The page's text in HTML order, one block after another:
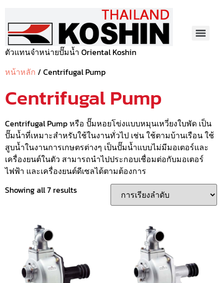
ตัวแทนจำหน่ายปั๊มน้ำ Oriental Koshin
หน้าหลัก / Centrifugal Pump
Centrifugal Pump
Centrifugal Pump หรือ ปั๊มหอยโข่งแบบหมุนเหวี่ยงใบพัด เป็น
ปั๊มน้ำที่เหมาะสำหรับใช้ในงานทั่วไป เช่น ใช้ตามบ้านเรือน ใช้
สูบน้ำในงานการเกษตรต่างๆ เป็นปั๊มน้ำแบบไม่มีมอเตอร์และ
เครื่องยนต์ในตัว สามารถนำไปประกอบเชื่อมต่อกับมอเตอร์
ไฟฟ้า และเครื่องยนต์ดีเซลได้ตามต้องการ
Showing all 7 results